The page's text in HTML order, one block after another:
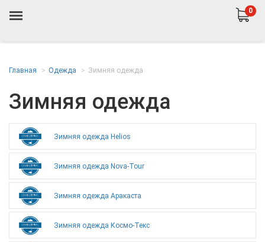
0
Главная Одежда Зимняя одежда
Зимняя одежда
Зимняя одежда Helios
Зимняя одежда Nova-Tour
Зимняя одежда Аракаста
Зимняя одежда Космо-Текс